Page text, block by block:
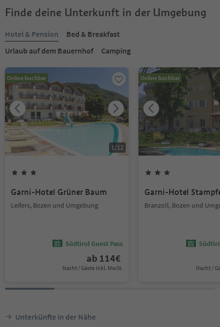
Finde deine Unterkunft in der Umgebung
Hotel & Pension
Bed & Breakfast
Urlaub auf dem Bauernhof
Camping
Online buchbar
1/12
Garni-Hotel Grüner Baum
Leifers, Bozen und Umgebung
Südtirol Guest Pass
ab 114€
Nacht / Gäste Inkl. MwSt.
Online buchbar
Garni-Hotel
Branzoll, Bozen und
Nacht /
Unterkünfte in der Nähe